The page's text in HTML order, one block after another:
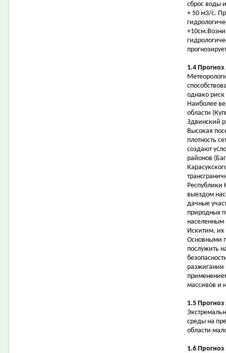
сброс воды
+ 50 м3/с.
1.4
однако
Наиболее
области
Здвинский
Высокая
плотность
создают
районов
Республики
выездом
дачные
природных
населенным
Искитим, их
Основными
послужить
разжигании
массивов и
1.5 Прогноз
среды на
области
1.6